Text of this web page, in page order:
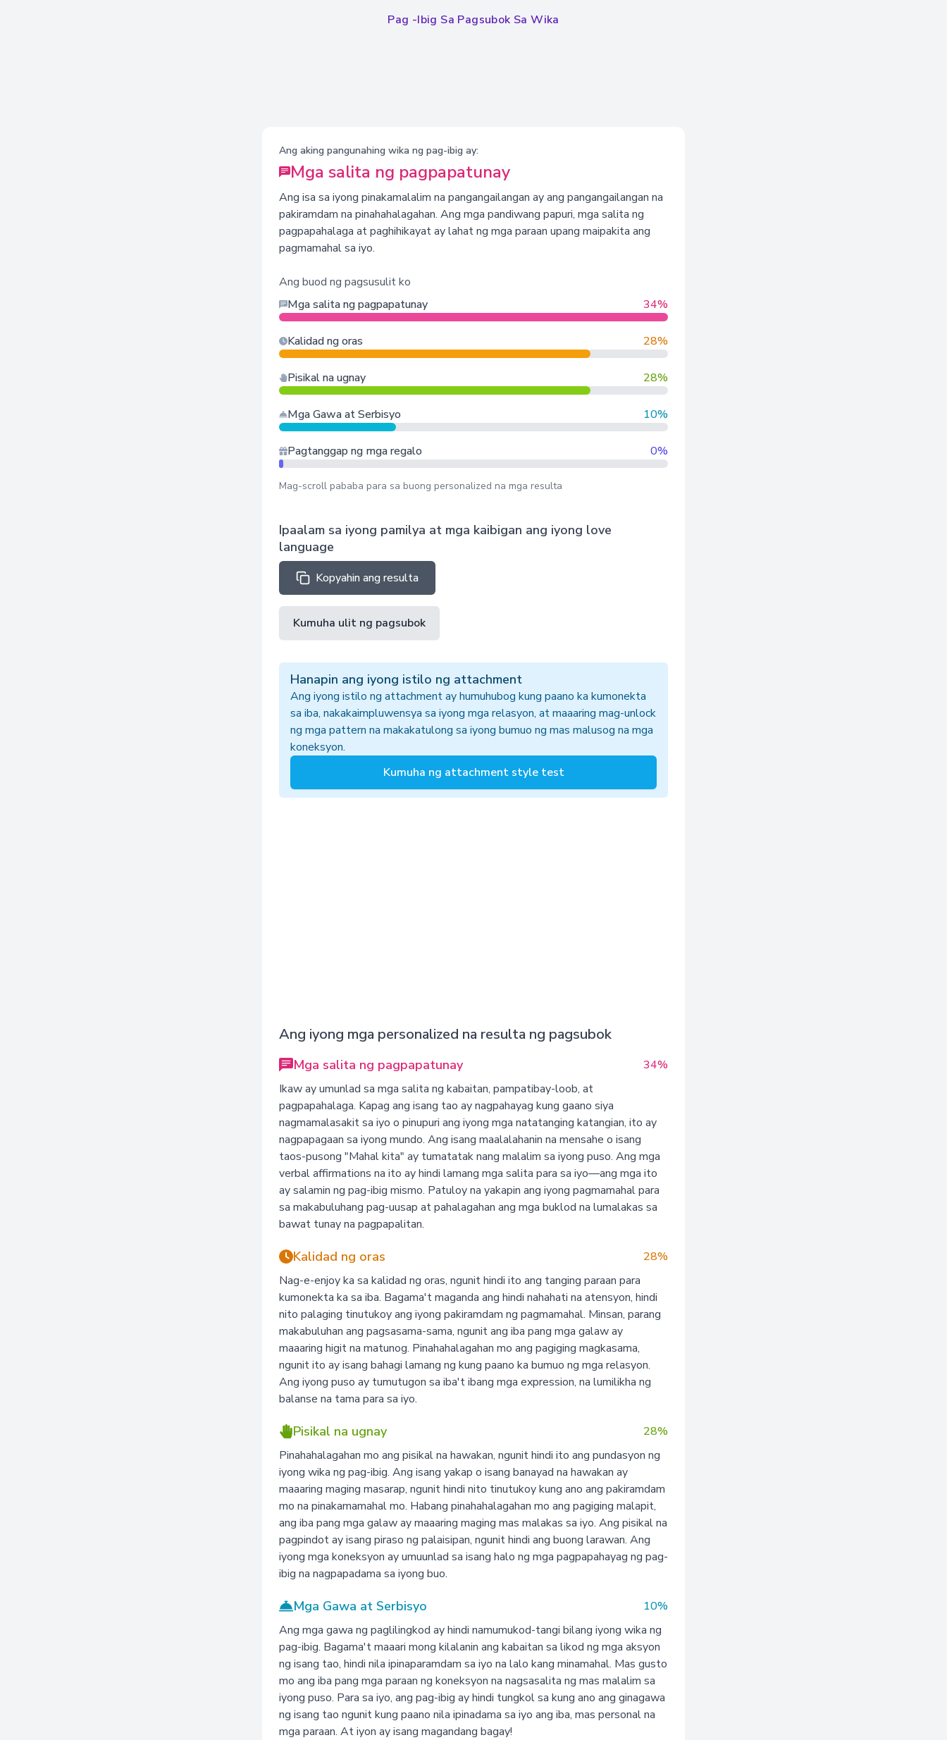
Pag -ibig Sa Pagsubok Sa Wika
Ang aking pangunahing wika ng pag-ibig ay:
Mga salita ng pagpapatunay
Ang isa sa iyong pinakamalalim na pangangailangan ay ang pangangailangan na
pakiramdam na pinahahalagahan. Ang mga pandiwang papuri, mga salita ng
pagpapahalaga at paghihikayat ay lahat ng mga paraan upang maipakita ang
pagmamahal sa iyo.
Ang buod ng pagsusulit ko
Mga salita ng pagpapatunay
34%
Kalidad ng oras 28%
Pisikal na ugnay 28%
Mga Gawa at Serbisyo 10%
Pagtanggap ng mga regalo 0%
Mag-scroll pababa para sa buong personalized na mga resulta
Ipaalam sa iyong pamilya at mga kaibigan ang iyong love
language
Kopyahin ang resulta
Kumuha ulit ng pagsubok
Hanapin ang iyong istilo ng attachment
Ang iyong istilo ng attachment ay humuhubog kung paano ka kumonekta
sa iba, nakakaimpluwensya sa iyong mga relasyon, at maaaring mag-unlock
ng mga pattern na makakatulong sa iyong bumuo ng mas malusog na mga
koneksyon.
Kumuha ng attachment style test
Ang iyong mga personalized na resulta ng pagsubok
Mga salita ng pagpapatunay
34%
Ikaw ay umunlad sa mga salita ng kabaitan, pampatibay-loob, at
pagpapahalaga. Kapag ang isang tao ay nagpahayag kung gaano siya
nagmamalasakit sa iyo o pinupuri ang iyong mga natatanging katangian, ito ay
nagpapagaan sa iyong mundo. Ang isang maalalahanin na mensahe o isang
taos-pusong "Mahal kita" ay tumatatak nang malalim sa iyong puso. Ang mga
verbal affirmations na ito ay hindi lamang mga salita para sa iyo—ang mga ito
ay salamin ng pag-ibig mismo. Patuloy na yakapin ang iyong pagmamahal para
sa makabuluhang pag-uusap at pahalagahan ang mga buklod na lumalakas sa
bawat tunay na pagpapalitan.
Kalidad ng oras
28%
Nag-e-enjoy ka sa kalidad ng oras, ngunit hindi ito ang tanging paraan para
kumonekta ka sa iba. Bagama't maganda ang hindi nahahati na atensyon, hindi
nito palaging tinutukoy ang iyong pakiramdam ng pagmamahal. Minsan, parang
makabuluhan ang pagsasama-sama, ngunit ang iba pang mga galaw ay
maaaring higit na matunog. Pinahahalagahan mo ang pagiging magkasama,
ngunit ito ay isang bahagi lamang ng kung paano ka bumuo ng mga relasyon.
Ang iyong puso ay tumutugon sa iba't ibang mga expression, na lumilikha ng
balanse na tama para sa iyo.
Pisikal na ugnay
28%
Pinahahalagahan mo ang pisikal na hawakan, ngunit hindi ito ang pundasyon ng
iyong wika ng pag-ibig. Ang isang yakap o isang banayad na hawakan ay
maaaring maging masarap, ngunit hindi nito tinutukoy kung ano ang pakiramdam
mo na pinakamamahal mo. Habang pinahahalagahan mo ang pagiging malapit,
ang iba pang mga galaw ay maaaring maging mas malakas sa iyo. Ang pisikal na
pagpindot ay isang piraso ng palaisipan, ngunit hindi ang buong larawan. Ang
iyong mga koneksyon ay umuunlad sa isang halo ng mga pagpapahayag ng pag-
ibig na nagpapadama sa iyong buo.
Mga Gawa at Serbisyo
10%
Ang mga gawa ng paglilingkod ay hindi namumukod-tangi bilang iyong wika ng
pag-ibig. Bagama't maaari mong kilalanin ang kabaitan sa likod ng mga aksyon
ng isang tao, hindi nila ipinaparamdam sa iyo na lalo kang minamahal. Mas gusto
mo ang iba pang mga paraan ng koneksyon na nagsasalita ng mas malalim sa
iyong puso. Para sa iyo, ang pag-ibig ay hindi tungkol sa kung ano ang ginagawa
ng isang tao ngunit kung paano nila ipinadama sa iyo ang iba, mas personal na
mga paraan. At iyon ay isang magandang bagay!